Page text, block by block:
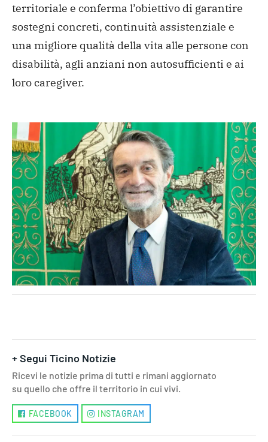
territoriale e conferma l’obiettivo di garantire
sostegni concreti, continuità assistenziale e
una migliore qualità della vita alle persone con
disabilità, agli anziani non autosufficienti e ai
loro caregiver.
+ Segui Ticino Notizie
Ricevi le notizie prima di tutti e rimani aggiornato
su quello che offre il territorio in cui vivi.
FACEBOOK INSTAGRAM